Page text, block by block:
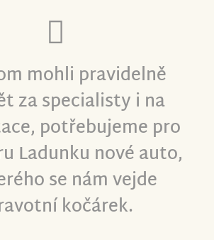
mohli pravidelně
za specialisty i na
potřebujeme pro
Ladunku nové auto,
se nám vejde
kočárek.